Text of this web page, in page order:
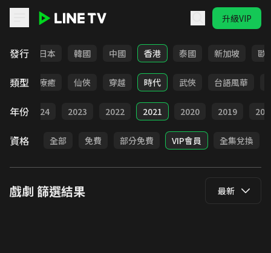
升級VIP
發行
台灣 日本 韓國 中國 香港 泰國 新加坡 歐
類型
驚悚 療癒 仙俠 穿越 時代 武俠 台語風華
年份 2024 2023 2022 2021 2020 2019
資格 全部 免費 部分免費 VIP會員 全集兌換
戲劇 篩選結果 最新